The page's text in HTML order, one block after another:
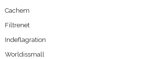
Cachem
Filtrenet
Indeflagration
Worldissmall